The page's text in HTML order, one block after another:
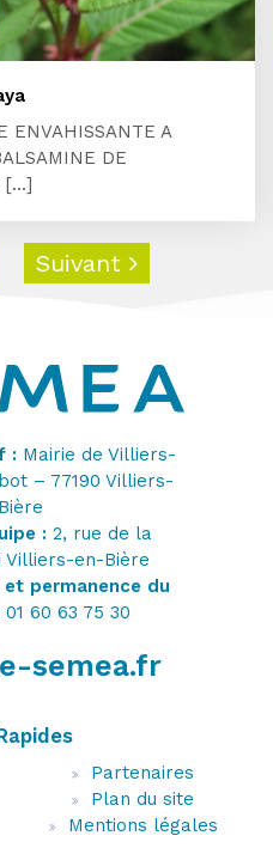
ENVAHISSANTE A
DE
[...]
Suivant
: Mairie de Villiers-
– 77190 Villiers-
: 2, rue de la
Villiers-en-Bière
et permanence du
01 60 63 75 30
semea.fr
Partenaires
Plan du site
Mentions légales